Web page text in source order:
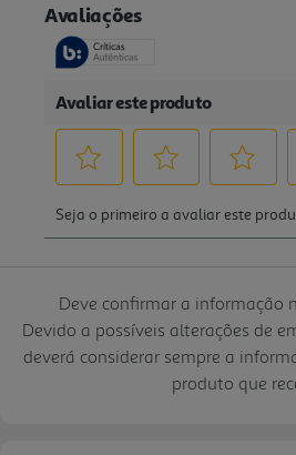
Deve confirmar a informação
Devido a possíveis alterações de
deverá considerar sempre a
produto que